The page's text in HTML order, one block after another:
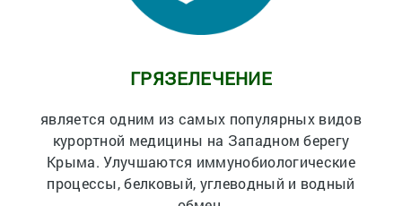
ГРЯЗЕЛЕЧЕНИЕ
является одним из самых популярных видов
курортной медицины на Западном берегу
Крыма. Улучшаются иммунобиологические
процессы, белковый, углеводный и водный